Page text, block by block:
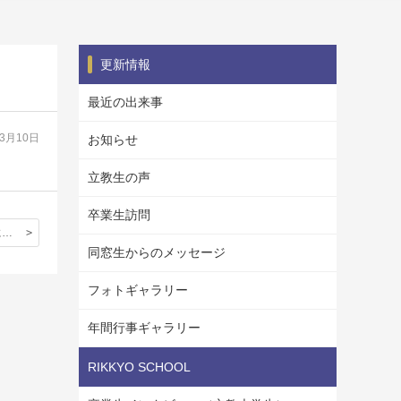
月10日
5月29日(日)に東京国際フォーラムにて開催されるベネッセ進学フェアに本校もブース参加致します。詳しい情報はこちらから。
更新情報
最近の出来事
お知らせ
立教生の声
卒業生訪問
同窓生からのメッセージ
フォトギャラリー
年間行事ギャラリー
RIKKYO SCHOOL